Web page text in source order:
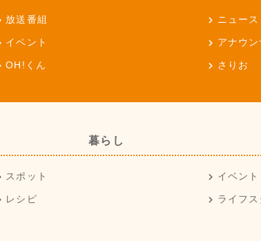
放送番組 ニュース
イベント アナウ
OH!くん さりお
暮らし
スポット イベント
レシピ ライフ